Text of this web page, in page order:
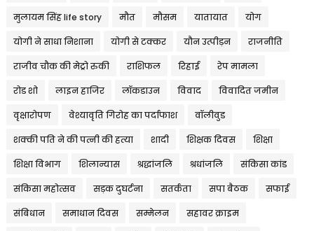
मुलायम सिंह life story मौत मौसम यातायात योग
योगी ने साधा निशाना योगी से टक्कर यौन उत्पीड़न राजनीति
राजीव चौक की मेट्रो रुकी राशिफल रिहाई रेप मामला
रोड शो लाइन हाजिर लॉकडाउन विवाद विवादित जमीन
वृक्षारोपण वेश्यावृति गिरोह का पर्दाफाश वॉलीवुड
शक्की पति ने की पत्नी की हत्या शादी शिक्षक दिवस शिक्षा
शिक्षा विभाग शिलान्यास श्रद्धांजलि श्रधांजलि संकिसा कांड
संकिसा महोत्सव सड़क दुघर्टना सतर्कता सपा बैठक सफाई
संबिधान समाधान दिवस सम्मेलन सहावर क्राइम